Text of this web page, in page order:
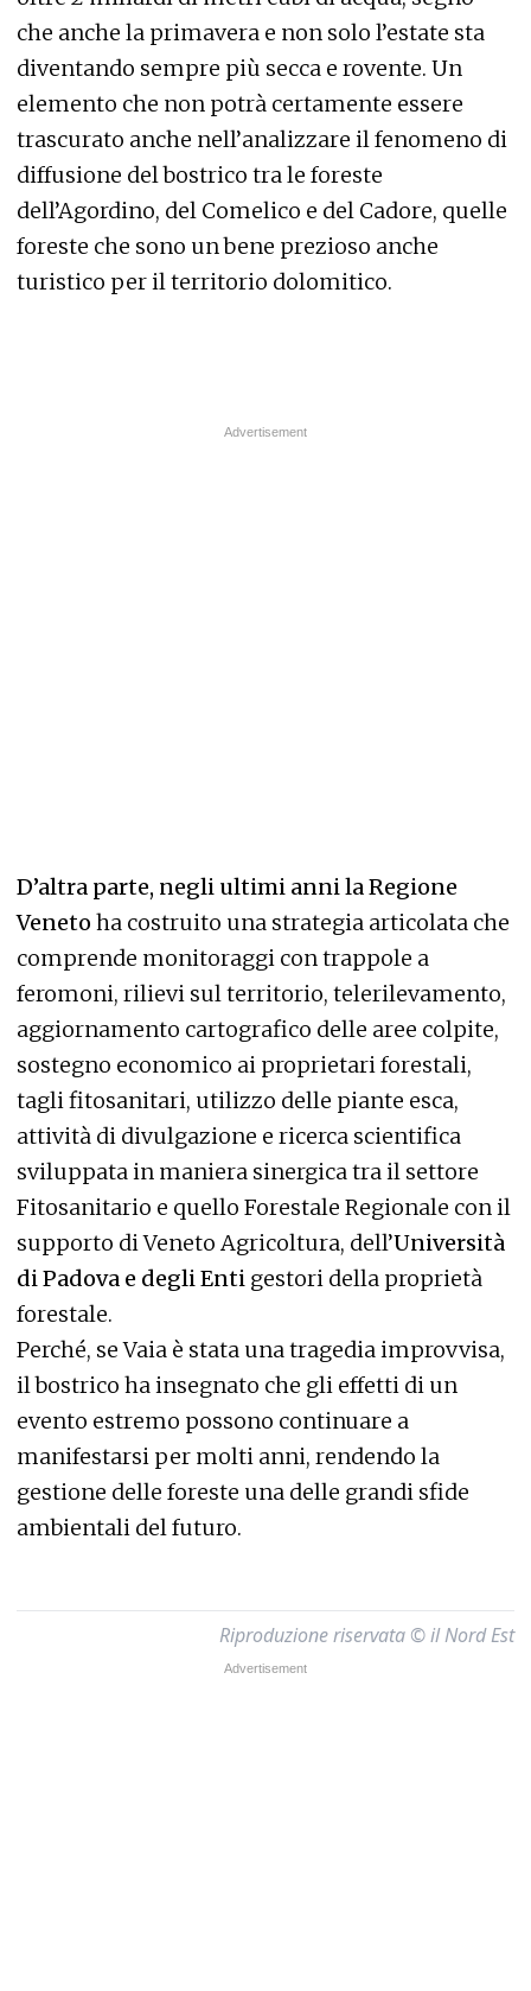
che anche la primavera e non solo l’estate sta
diventando sempre più secca e rovente. Un
elemento che non potrà certamente essere
trascurato anche nell’analizzare il fenomeno di
diffusione del bostrico tra le foreste
dell’Agordino, del Comelico e del Cadore, quelle
foreste che sono un bene prezioso anche
turistico per il territorio dolomitico.
D’altra parte, negli ultimi anni la Regione
Veneto ha costruito una strategia articolata che
comprende monitoraggi con trappole a
feromoni, rilievi sul territorio, telerilevamento,
aggiornamento cartografico delle aree colpite,
sostegno economico ai proprietari forestali,
tagli fitosanitari, utilizzo delle piante esca,
attività di divulgazione e ricerca scientifica
sviluppata in maniera sinergica tra il settore
Fitosanitario e quello Forestale Regionale con il
supporto di Veneto Agricoltura, dell’Università
di Padova e degli Enti gestori della proprietà
forestale.
Perché, se Vaia è stata una tragedia improvvisa,
il bostrico ha insegnato che gli effetti di un
evento estremo possono continuare a
manifestarsi per molti anni, rendendo la
gestione delle foreste una delle grandi sfide
ambientali del futuro.
Riproduzione riservata © il Nord Est